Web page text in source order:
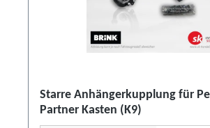
Starre Anhängerkupplung für
Partner Kasten (K9)